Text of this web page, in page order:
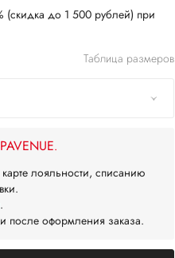
(скидка до 1 500 рублей) при
Таблица размеров
.
лояльности, списанию
.
после оформления заказа.